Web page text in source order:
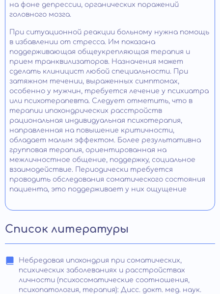
на фоне депрессии, органических поражений
головного мозга.
При ситуационной реакции больному нужна помощь
в избавлении от стресса. Им показана
поддерживающая общеукрепляющая терапия и
прием транквилизаторов. Назначения может
сделать клиницист любой специальности. При
затяжном течении, выраженных симптомах,
особенно у мужчин, требуется лечение у психиатра
или психотерапевта. Следует отметить, что в
терапии ипохондрических расстройств
рациональная индивидуальная психотерапия,
направленная на повышение критичности,
обладает малым эффектом. Более результативна
групповая терапия, ориентированная на
межличностное общение, поддержку, социальное
взаимодействие. Периодически требуется
проводить обследования соматического состояния
пациента, это поддерживает у них ощущение
Список литературы
Небредовая ипохондрия при соматических,
психических заболеваниях и расстройствах
личности (психосоматические соотношения,
психопатология, терапия): Дисс. докт. мед. наук.